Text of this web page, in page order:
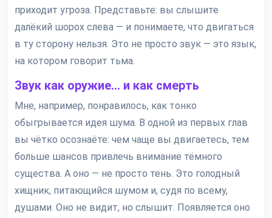
приходит угроза. Представьте: вы слышите
далёкий шорох слева — и понимаете, что двигаться
в ту сторону нельзя. Это не просто звук — это язык,
на котором говорит тьма.
Звук как оружие… и как смерть
Мне, например, понравилось, как тонко
обыгрывается идея шума. В одной из первых глав
вы чётко осознаёте: чем чаще вы двигаетесь, тем
больше шансов привлечь внимание тёмного
существа. А оно — не просто тень. Это голодный
хищник, питающийся шумом и, судя по всему,
душами. Оно не видит, но слышит. Появляется оно